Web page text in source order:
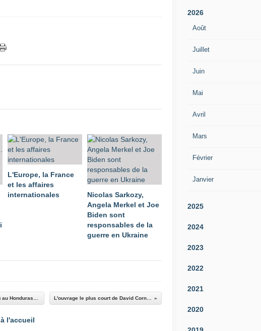
L'Europe, la France
et les affaires
internationales
Nicolas Sarkozy,
Angela Merkel et Joe
Biden sont
responsables de la
guerre en Ukraine
L'ouvrage le plus court de David Cornwell
l'accueil
2026
Août
Juillet
Juin
Mai
Avril
Mars
Février
Janvier
2025
2024
2023
2022
2021
2020